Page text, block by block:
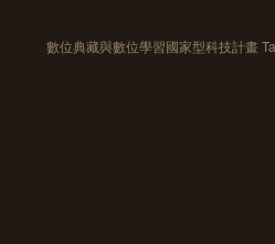
數位典藏與數位學習國家型科技計畫